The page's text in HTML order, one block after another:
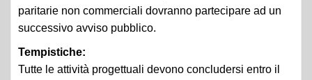
paritarie non commerciali dovranno partecipare ad un
successivo avviso pubblico.
Tempistiche:
Tutte le attività progettuali devono concludersi entro il